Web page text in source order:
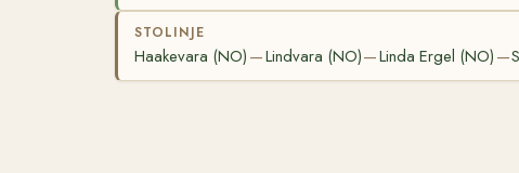
STOLINJE
Haakevara (NO) —Lindvara (NO)—Linda Ergel (NO) —